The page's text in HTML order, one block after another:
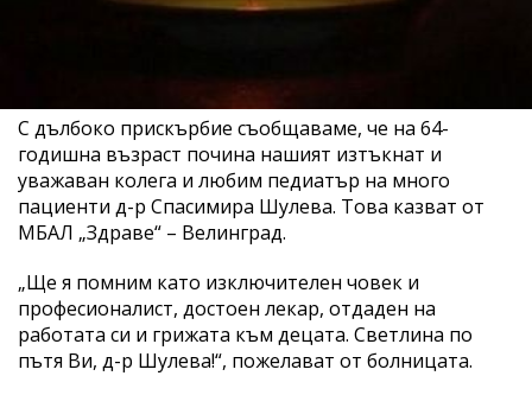
С дълбоко прискърбие съобщаваме, че на 64-
годишна възраст почина нашият изтъкнат и
уважаван колега и любим педиатър на много
пациенти д-р Спасимира Шулева. Това казват от
МБАЛ „Здраве“ – Велинград.
„Ще я помним като изключителен човек и
професионалист, достоен лекар, отдаден на
работата си и грижата към децата. Светлина по
пътя Ви, д-р Шулева!“, пожелават от болницата.